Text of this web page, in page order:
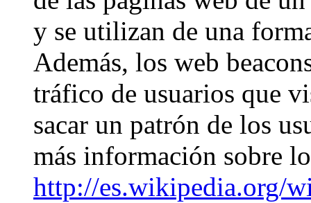
y se utilizan de una
Además, los web
tráfico de usuarios que
sacar un patrón de los
más información sobre
http://es.wikipedia.org/